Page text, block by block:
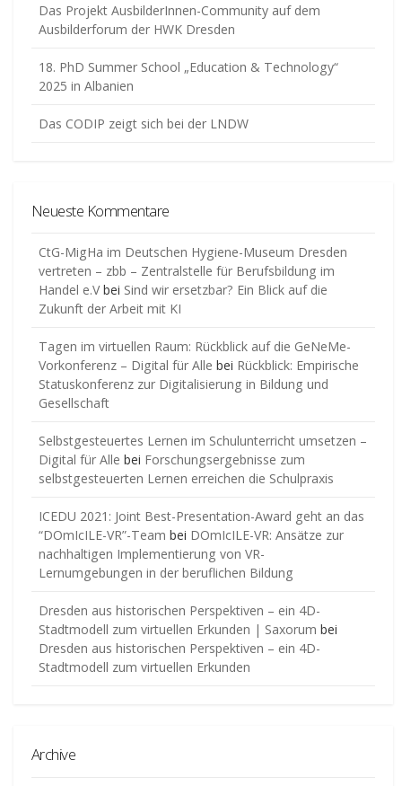
Das Projekt AusbilderInnen-Community auf dem
Ausbilderforum der HWK Dresden
18. PhD Summer School „Education & Technology“
2025 in Albanien
Das CODIP zeigt sich bei der LNDW
Neueste Kommentare
CtG-MigHa im Deutschen Hygiene-Museum Dresden
vertreten – zbb – Zentralstelle für Berufsbildung im
Handel e.Vbei Sind wir ersetzbar? Ein Blick auf die
Zukunft der Arbeit mit KI
Tagen im virtuellen Raum: Rückblick auf die GeNeMe-
Vorkonferenz – Digital für Alle bei Rückblick: Empirische
Statuskonferenz zur Digitalisierung in Bildung und
Gesellschaft
Selbstgesteuertes Lernen im Schulunterricht umsetzen –
Digital für Alle bei Forschungsergebnisse zum
selbstgesteuerten Lernen erreichen die Schulpraxis
ICEDU 2021: Joint Best-Presentation-Award geht an das
“DOmIcILE-VR”-Team bei DOmIcILE-VR: Ansätze zur
nachhaltigen Implementierung von VR-
Lernumgebungen in der beruflichen Bildung
Dresden aus historischen Perspektiven – ein 4D-
Stadtmodell zum virtuellen Erkunden | Saxorum bei
Dresden aus historischen Perspektiven – ein 4D-
Stadtmodell zum virtuellen Erkunden
Archive